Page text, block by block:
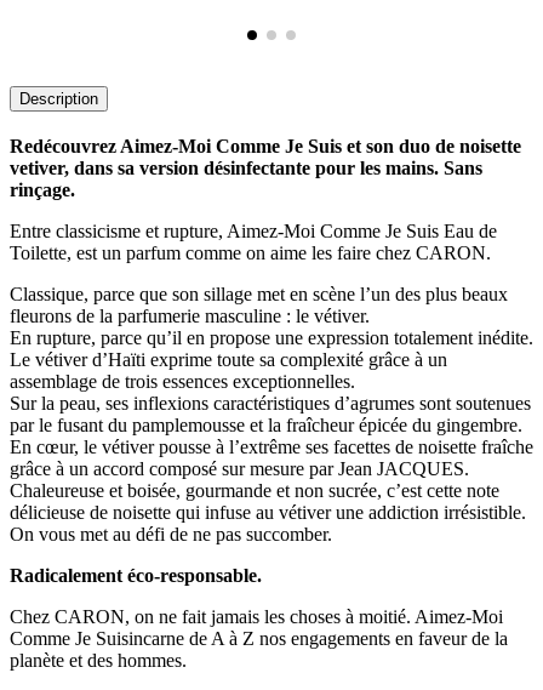
Description
Redécouvrez Aimez-Moi Comme Je Suis et son duo de noisette
vetiver, dans sa version désinfectante pour les mains. Sans
rinçage.
Entre classicisme et rupture, Aimez-Moi Comme Je Suis Eau de
Toilette, est un parfum comme on aime les faire chez CARON.
Classique, parce que son sillage met en scène l’un des plus beaux
fleurons de la parfumerie masculine : le vétiver.
En rupture, parce qu’il en propose une expression totalement inédite.
Le vétiver d’Haïti exprime toute sa complexité grâce à un
assemblage de trois essences exceptionnelles.
Sur la peau, ses inflexions caractéristiques d’agrumes sont soutenues
par le fusant du pamplemousse et la fraîcheur épicée du gingembre.
En cœur, le vétiver pousse à l’extrême ses facettes de noisette fraîche
grâce à un accord composé sur mesure par Jean JACQUES.
Chaleureuse et boisée, gourmande et non sucrée, c’est cette note
délicieuse de noisette qui infuse au vétiver une addiction irrésistible.
On vous met au défi de ne pas succomber.
Radicalement éco-responsable.
Chez CARON, on ne fait jamais les choses à moitié. Aimez-Moi
Comme Je Suisincarne de A à Z nos engagements en faveur de la
planète et des hommes.